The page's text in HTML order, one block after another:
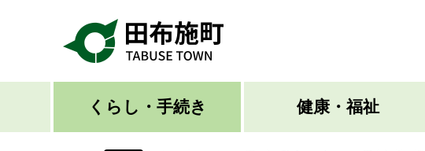
先
くらし・手続き 健康・福祉